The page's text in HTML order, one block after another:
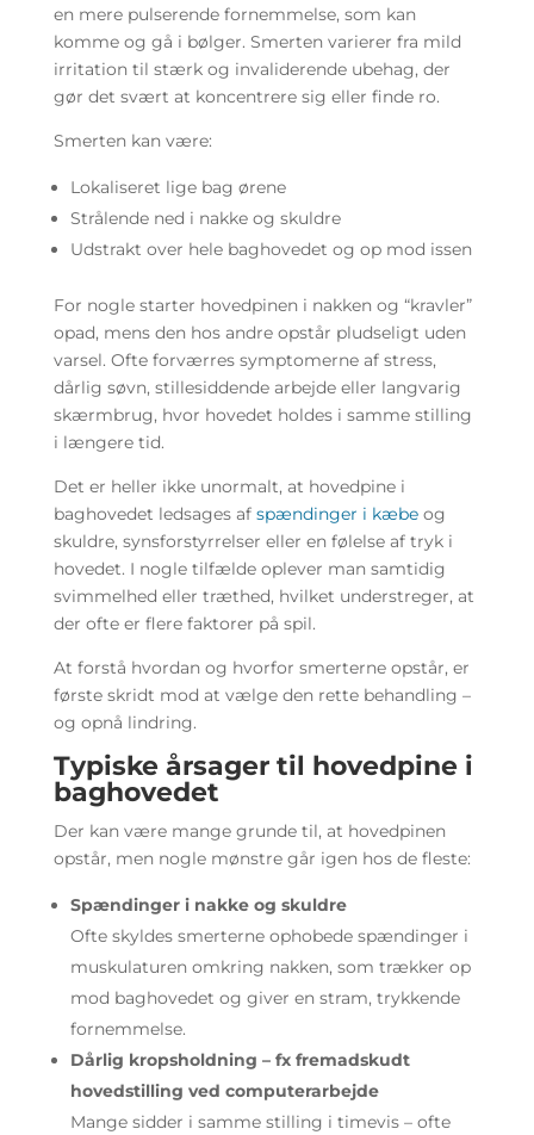
en mere pulserende fornemmelse, som kan
komme og gå i bølger. Smerten varierer fra mild
irritation til stærk og invaliderende ubehag, der
gør det svært at koncentrere sig eller finde ro.
Smerten kan være:
Lokaliseret lige bag ørene
Strålende ned i nakke og skuldre
Udstrakt over hele baghovedet og op mod issen
For nogle starter hovedpinen i nakken og “kravler”
opad, mens den hos andre opstår pludseligt uden
varsel. Ofte forværres symptomerne af stress,
dårlig søvn, stillesiddende arbejde eller langvarig
skærmbrug, hvor hovedet holdes i samme stilling
i længere tid.
Det er heller ikke unormalt, at hovedpine i
baghovedet ledsages af spændinger i kæbeog
skuldre, synsforstyrrelser eller en følelse af tryk i
hovedet. I nogle tilfælde oplever man samtidig
svimmelhed eller træthed, hvilket understreger, at
der ofte er flere faktorer på spil.
At forstå hvordan og hvorfor smerterne opstår, er
første skridt mod at vælge den rette behandling –
og opnå lindring.
Typiske årsager til hovedpine i
baghovedet
Der kan være mange grunde til, at hovedpinen
opstår, men nogle mønstre går igen hos de fleste:
Spændinger i nakke og skuldre
Ofte skyldes smerterne ophobede spændinger i
muskulaturen omkring nakken, som trækker op
mod baghovedet og giver en stram, trykkende
fornemmelse.
Dårlig kropsholdning – fx fremadskudt
hovedstilling ved computerarbejde
Mange sidder i samme stilling i timevis – ofte